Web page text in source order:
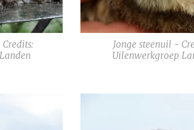
Jonge steenuil -
Uilenwerkgroep